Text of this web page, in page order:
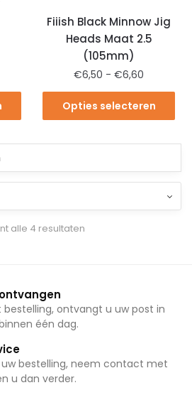
Fiiish Black Minnow Jig
Heads Maat 2.5
(105mm)
€6,50 - €6,60
Opties selecteren
alle 4 resultaten
bestelling, ontvangt u uw post in
één dag.
uw bestelling, neem contact met
u dan verder.